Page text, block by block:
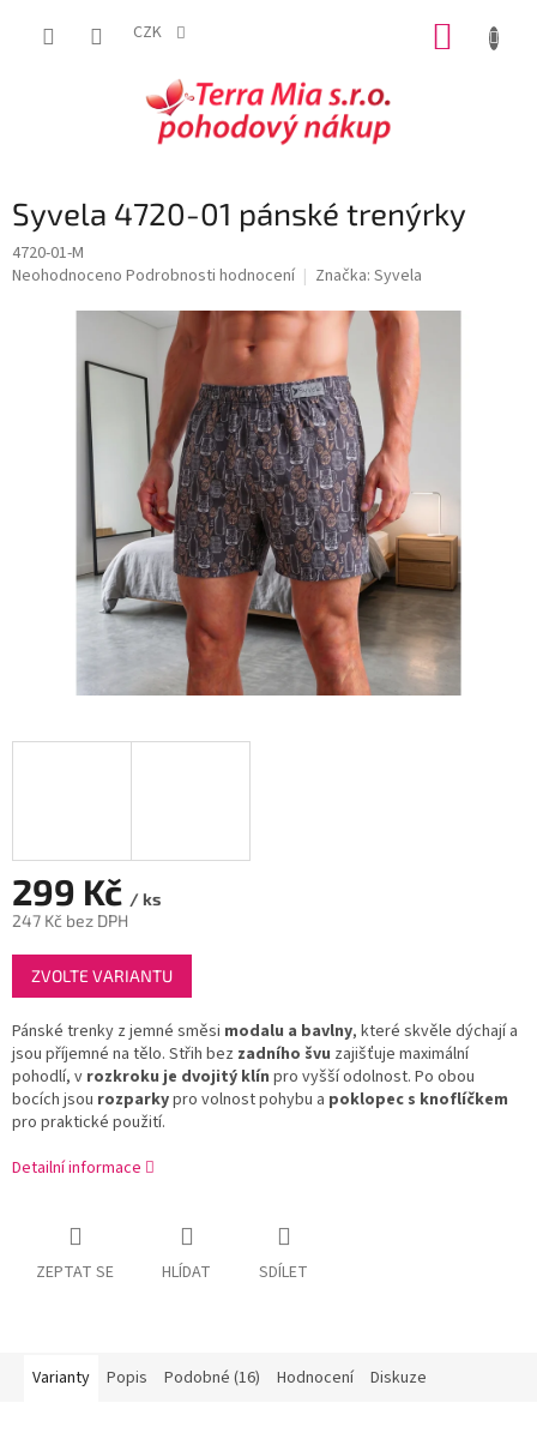
CZK
Syvela 4720-01 pánské trenýrky
4720-01-M
Průměrné
Neohodnoceno Podrobnosti hodnocení Značka: Syvela
299 Kč / ks
247 Kč bez DPH
Měrná
cena:
ZVOLTE VARIANTU
Pánské trenky z jemné směsi modalu a bavlny, které skvěle dýchají a
jsou příjemné na tělo. Střih bez zadního švu zajišťuje maximální
pohodlí, v rozkroku je dvojitý klín pro vyšší odolnost. Po obou
bocích jsou rozparkypro volnost pohybu a poklopec s knoflíčkem
pro praktické použití.
Detailní informace
ZEPTAT SE HLÍDAT SDÍLET
Varianty Popis Podobné (16) Hodnocení Diskuze